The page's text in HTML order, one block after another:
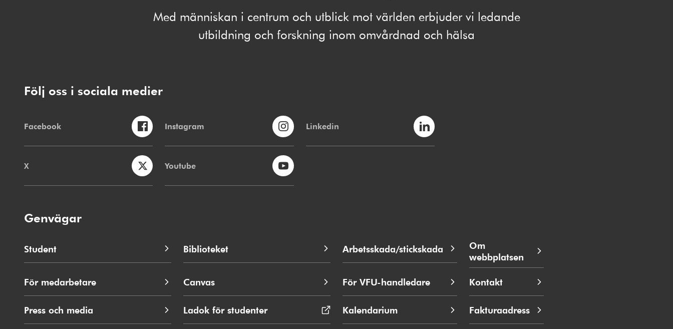
Med människan i centrum och utblick mot världen erbjuder vi ledande
utbildning och forskning inom omvårdnad och hälsa
Följ oss i sociala medier
Facebook Instagram Linkedin
X Youtube
Genvägar
Student
För medarbetare
Press och media
Biblioteket
Canvas
Ladok för studenterÖppnas
i
Arbetsskada/stickskada
För VFU-handledare
Kalendarium
Om
webbplatsen
Kontakt
Fakturaadress